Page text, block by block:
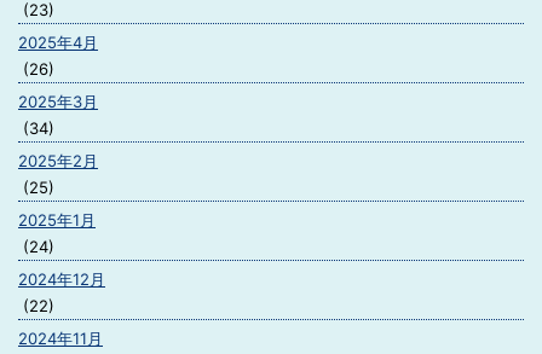
(23)
2025年4月
(26)
2025年3月
(34)
2025年2月
(25)
2025年1月
(24)
2024年12月
(22)
2024年11月